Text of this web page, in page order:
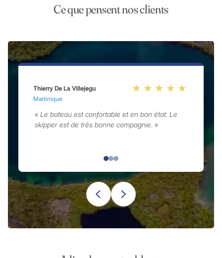
Ce que pensent nos clients
Thierry De La Villejegu
Martinique
« Le bateau est confortable et en bon état. Le
skipper est de très bonne compagnie. »